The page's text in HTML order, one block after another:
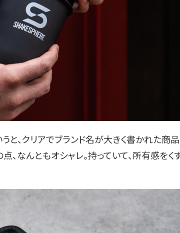
と、クリアでブランド名が大きく書かれた商
なんともオシャレ。持っていて、所有感をく